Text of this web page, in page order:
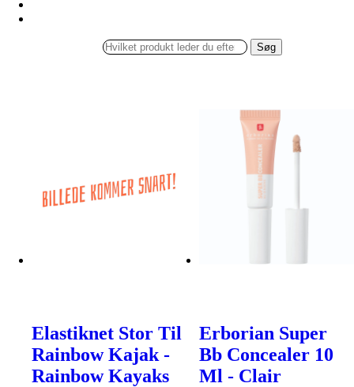
Søg
Elastiknet Stor Til
Rainbow Kajak -
Rainbow Kayaks
Erborian Super
Bb Concealer 10
Ml - Clair